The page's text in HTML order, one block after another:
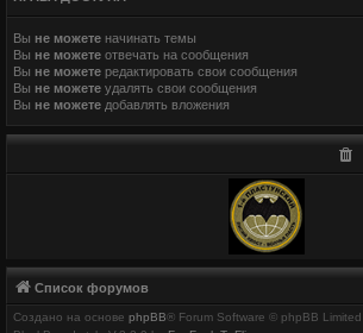
Вы не можете начинать темы
Вы не можете отвечать на сообщения
Вы не можете редактировать свои сообщения
Вы не можете удалять свои сообщения
Вы не можете добавлять вложения
Список форумов
Создано на основе phpBB® Forum Software © phpBB Limited